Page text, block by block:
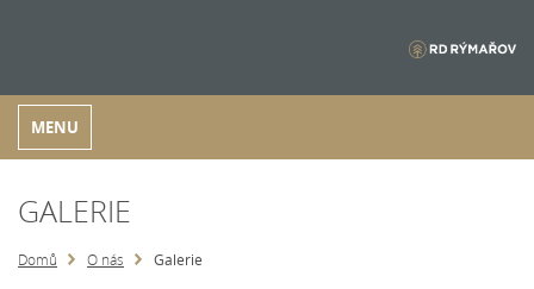
GALERIE
Domů O nás Galerie
MENU